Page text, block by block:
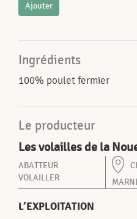
Ajouter
Ingrédients
100% poulet fermier
Le producteur
Les volailles de la
ABATTEUR
VOLAILLER
L’EXPLOITATION